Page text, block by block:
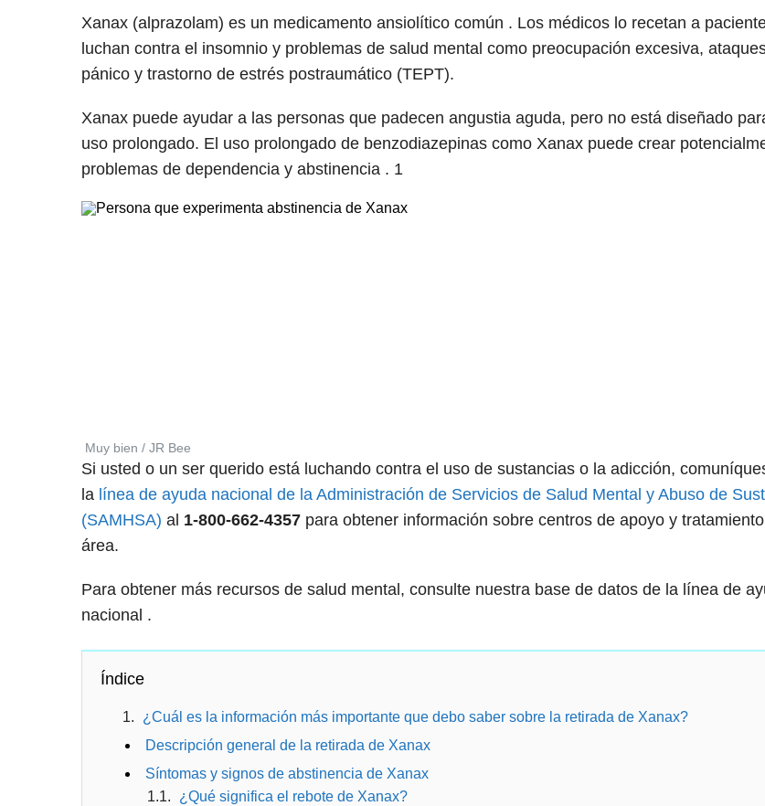
Xanax (alprazolam) es un medicamento ansiolítico común . Los médicos lo recetan a
luchan contra el insomnio y problemas de salud mental como preocupación excesiva,
pánico y trastorno de estrés postraumático (TEPT).
Xanax puede ayudar a las personas que padecen angustia aguda, pero no está diseñado
uso prolongado. El uso prolongado de benzodiazepinas como Xanax puede crear
problemas de dependencia y abstinencia . 1
Muy bien / JR Bee
Si usted o un ser querido está luchando contra el uso de sustancias o la adicción,
la línea de ayuda nacional de la Administración de Servicios de Salud Mental y Abuso de
(SAMHSA) al 1-800-662-4357para obtener información sobre centros de apoyo y
área.
Para obtener más recursos de salud mental, consulte nuestra base de datos de la línea de
nacional .
Índice
¿Cuál es la información más importante que debo saber sobre la retirada de Xanax?
Descripción general de la retirada de Xanax
Síntomas y signos de abstinencia de Xanax
¿Qué significa el rebote de Xanax?